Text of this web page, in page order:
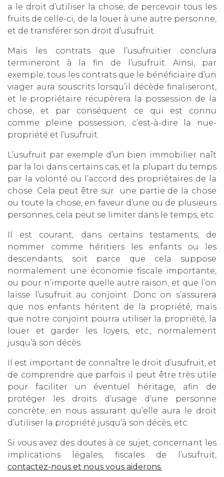
a le droit d’utiliser la chose, de percevoir tous les
fruits de celle-ci, de la louer à une autre personne,
et de transférer son droit d’usufruit.
Mais les contrats que l’usufruitier conclura
termineront à la fin de l’usufruit. Ainsi, par
exemple, tous les contrats que le bénéficiaire d’un
viager aura souscrits lorsqu’il décède finaliseront,
et le propriétaire récupèrera la possession de la
chose, et par conséquent ce qui est connu
comme pleine possession, c’est-à-dire la nue-
propriété et l’usufruit.
L’usufruit par exemple d’un bien immobilier naît
par la loi dans certains cas, et la plupart du temps
par la volonté ou l’accord des propriétaires de la
chose. Cela peut être sur une partie de la chose
ou toute la chose, en faveur d’une ou de plusieurs
personnes, cela peut se limiter dans le temps, etc.
Il est courant, dans certains testaments, de
nommer comme héritiers les enfants ou les
descendants, soit parce que cela suppose
normalement une économie fiscale importante,
ou pour n’importe quelle autre raison, et que l’on
laisse l’usufruit au conjoint. Donc on s’assurera
que nos enfants héritent de la propriété, mais
que notre conjoint pourra utiliser la propriété, la
louer et garder les loyers, etc., normalement
jusqu’à son décès.
Il est important de connaître le droit d’usufruit, et
de comprendre que parfois il peut être très utile
pour faciliter un éventuel héritage, afin de
protéger les droits d’usage d’une personne
concrète, en nous assurant qu’elle aura le droit
d’utiliser la propriété jusqu’à son décès, etc.
Si vous avez des doutes à ce sujet, concernant les
implications légales, fiscales de l’usufruit,
contactez-nous et nous vous aiderons.